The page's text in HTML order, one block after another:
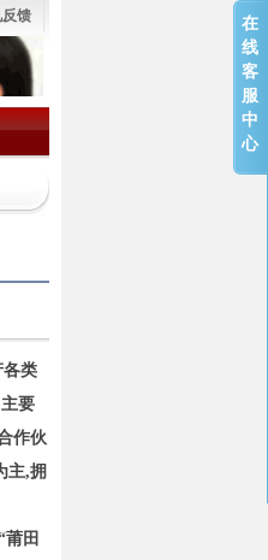
馈
各类
要
作伙
主,拥
田
在
线
客
服
中
心